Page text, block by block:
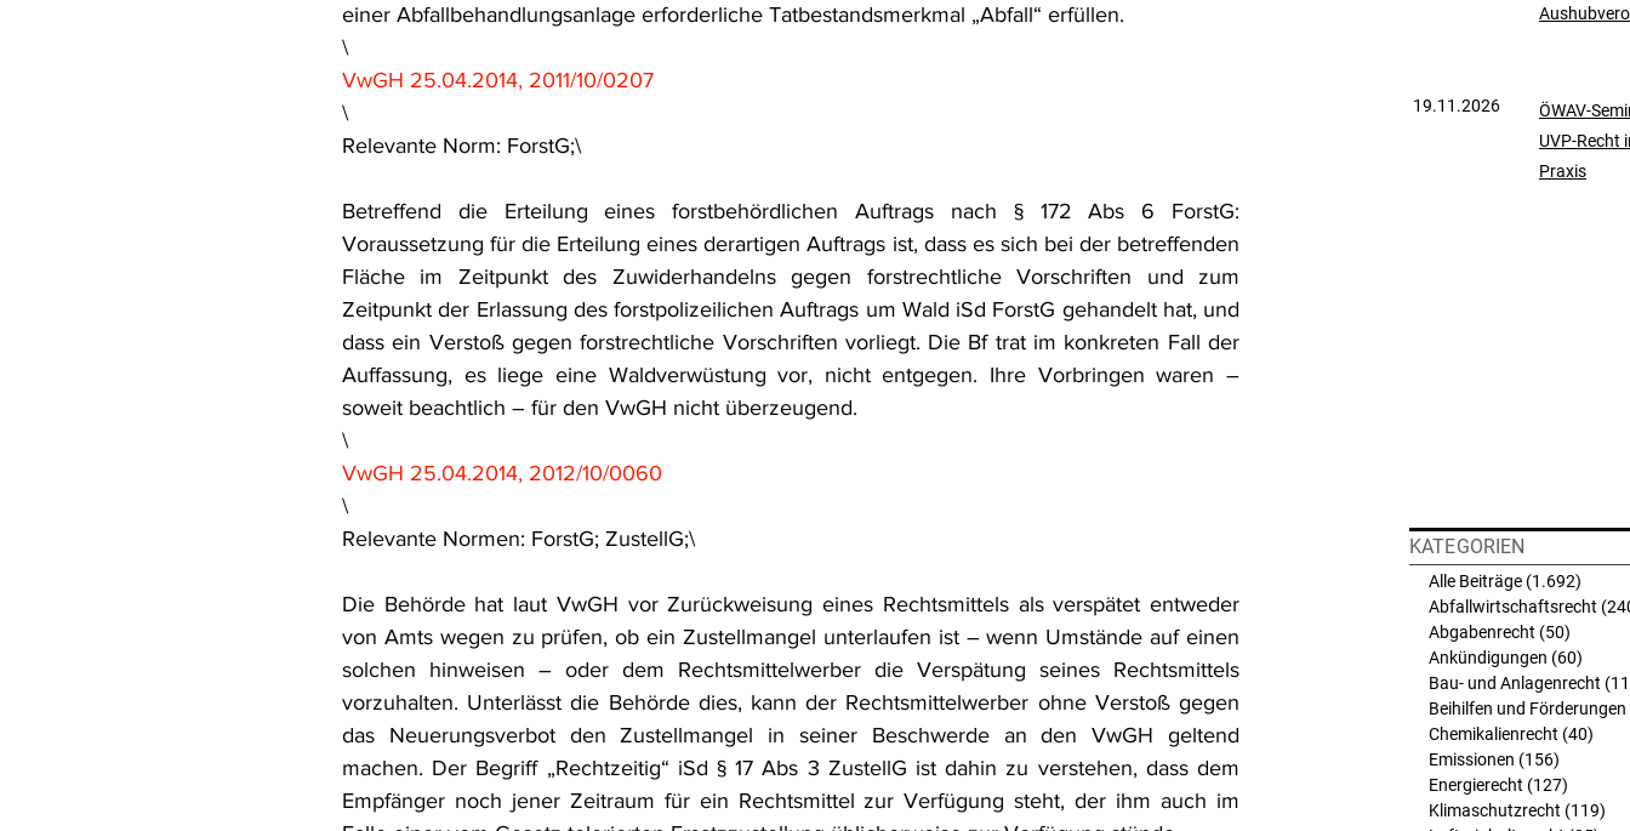
einer Abfallbehandlungsanlage erforderliche Tatbestandsmerkmal „Abfall“ erfüllen.
\
VwGH 25.04.2014, 2011/10/0207
\
Relevante Norm: ForstG;\
Betreffend die Erteilung eines forstbehördlichen Auftrags nach § 172 Abs 6 ForstG:
Voraussetzung für die Erteilung eines derartigen Auftrags ist, dass es sich bei der betreffenden
Fläche im Zeitpunkt des Zuwiderhandelns gegen forstrechtliche Vorschriften und zum
Zeitpunkt der Erlassung des forstpolizeilichen Auftrags um Wald iSd ForstG gehandelt hat, und
dass ein Verstoß gegen forstrechtliche Vorschriften vorliegt. Die Bf trat im konkreten Fall der
Auffassung, es liege eine Waldverwüstung vor, nicht entgegen. Ihre Vorbringen waren –
soweit beachtlich – für den VwGH nicht überzeugend.
\
VwGH 25.04.2014, 2012/10/0060
\
Relevante Normen: ForstG; ZustellG;\
Die Behörde hat laut VwGH vor Zurückweisung eines Rechtsmittels als verspätet entweder
von Amts wegen zu prüfen, ob ein Zustellmangel unterlaufen ist – wenn Umstände auf einen
solchen hinweisen – oder dem Rechtsmittelwerber die Verspätung seines Rechtsmittels
vorzuhalten. Unterlässt die Behörde dies, kann der Rechtsmittelwerber ohne Verstoß gegen
das Neuerungsverbot den Zustellmangel in seiner Beschwerde an den VwGH geltend
machen. Der Begriff „Rechtzeitig“ iSd § 17 Abs 3 ZustellG ist dahin zu verstehen, dass dem
Empfänger noch jener Zeitraum für ein Rechtsmittel zur Verfügung steht, der ihm auch im
Alle Beiträge (1.692)
Abfallwirtschaftsrecht
Abgabenrecht (50)
Ankündigungen (60)
Bau- und Anlagenrecht
Beihilfen und Förderungen
Chemikalienrecht (40)
Emissionen (156)
Energierecht (127)
Klimaschutzrecht (119)
19.11.2026
ÖWAV-
UVP-Recht
Praxis
KATEGORIEN